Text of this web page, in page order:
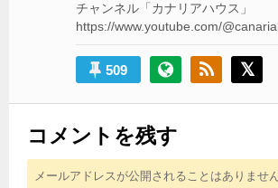
チャンネル「カナリアハウス」
https://www.youtube.com/
509
コメントを残す
メールアドレスが公開されることはありません